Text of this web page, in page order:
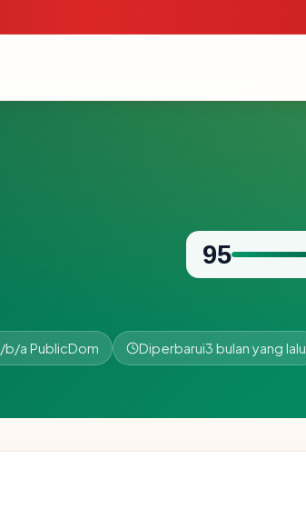
95
b/a PublicDom Diperbarui3 bulan yang lalu